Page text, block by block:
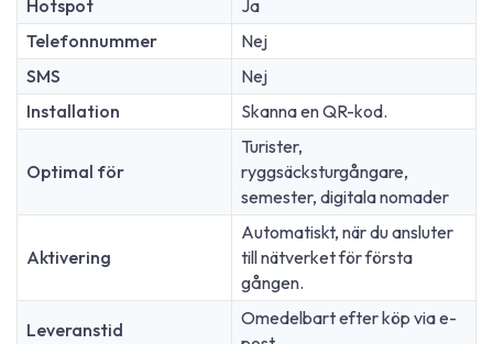
Hotspot
Ja
Telefonnummer
Nej
SMS
Nej
Installation
Skanna en QR-kod.
Optimal för
Turister,
ryggsäcksturgångare,
semester, digitala nomader
Aktivering
Automatiskt, när du ansluter
till nätverket för första
gången.
Leveranstid
Omedelbart efter köp via e-